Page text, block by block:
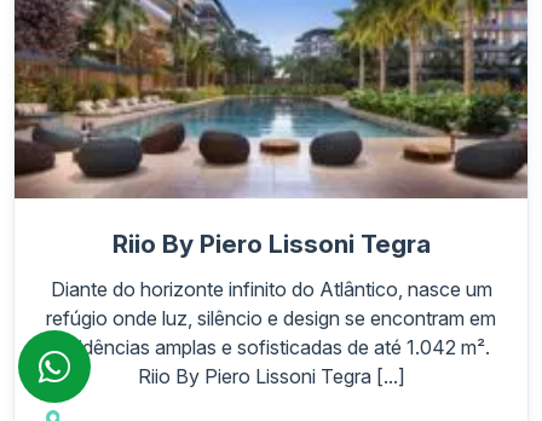
Riio By Piero Lissoni Tegra
Diante do horizonte infinito do Atlântico, nasce um
refúgio onde luz, silêncio e design se encontram em
residências amplas e sofisticadas de até 1.042 m².
Riio By Piero Lissoni Tegra [...]